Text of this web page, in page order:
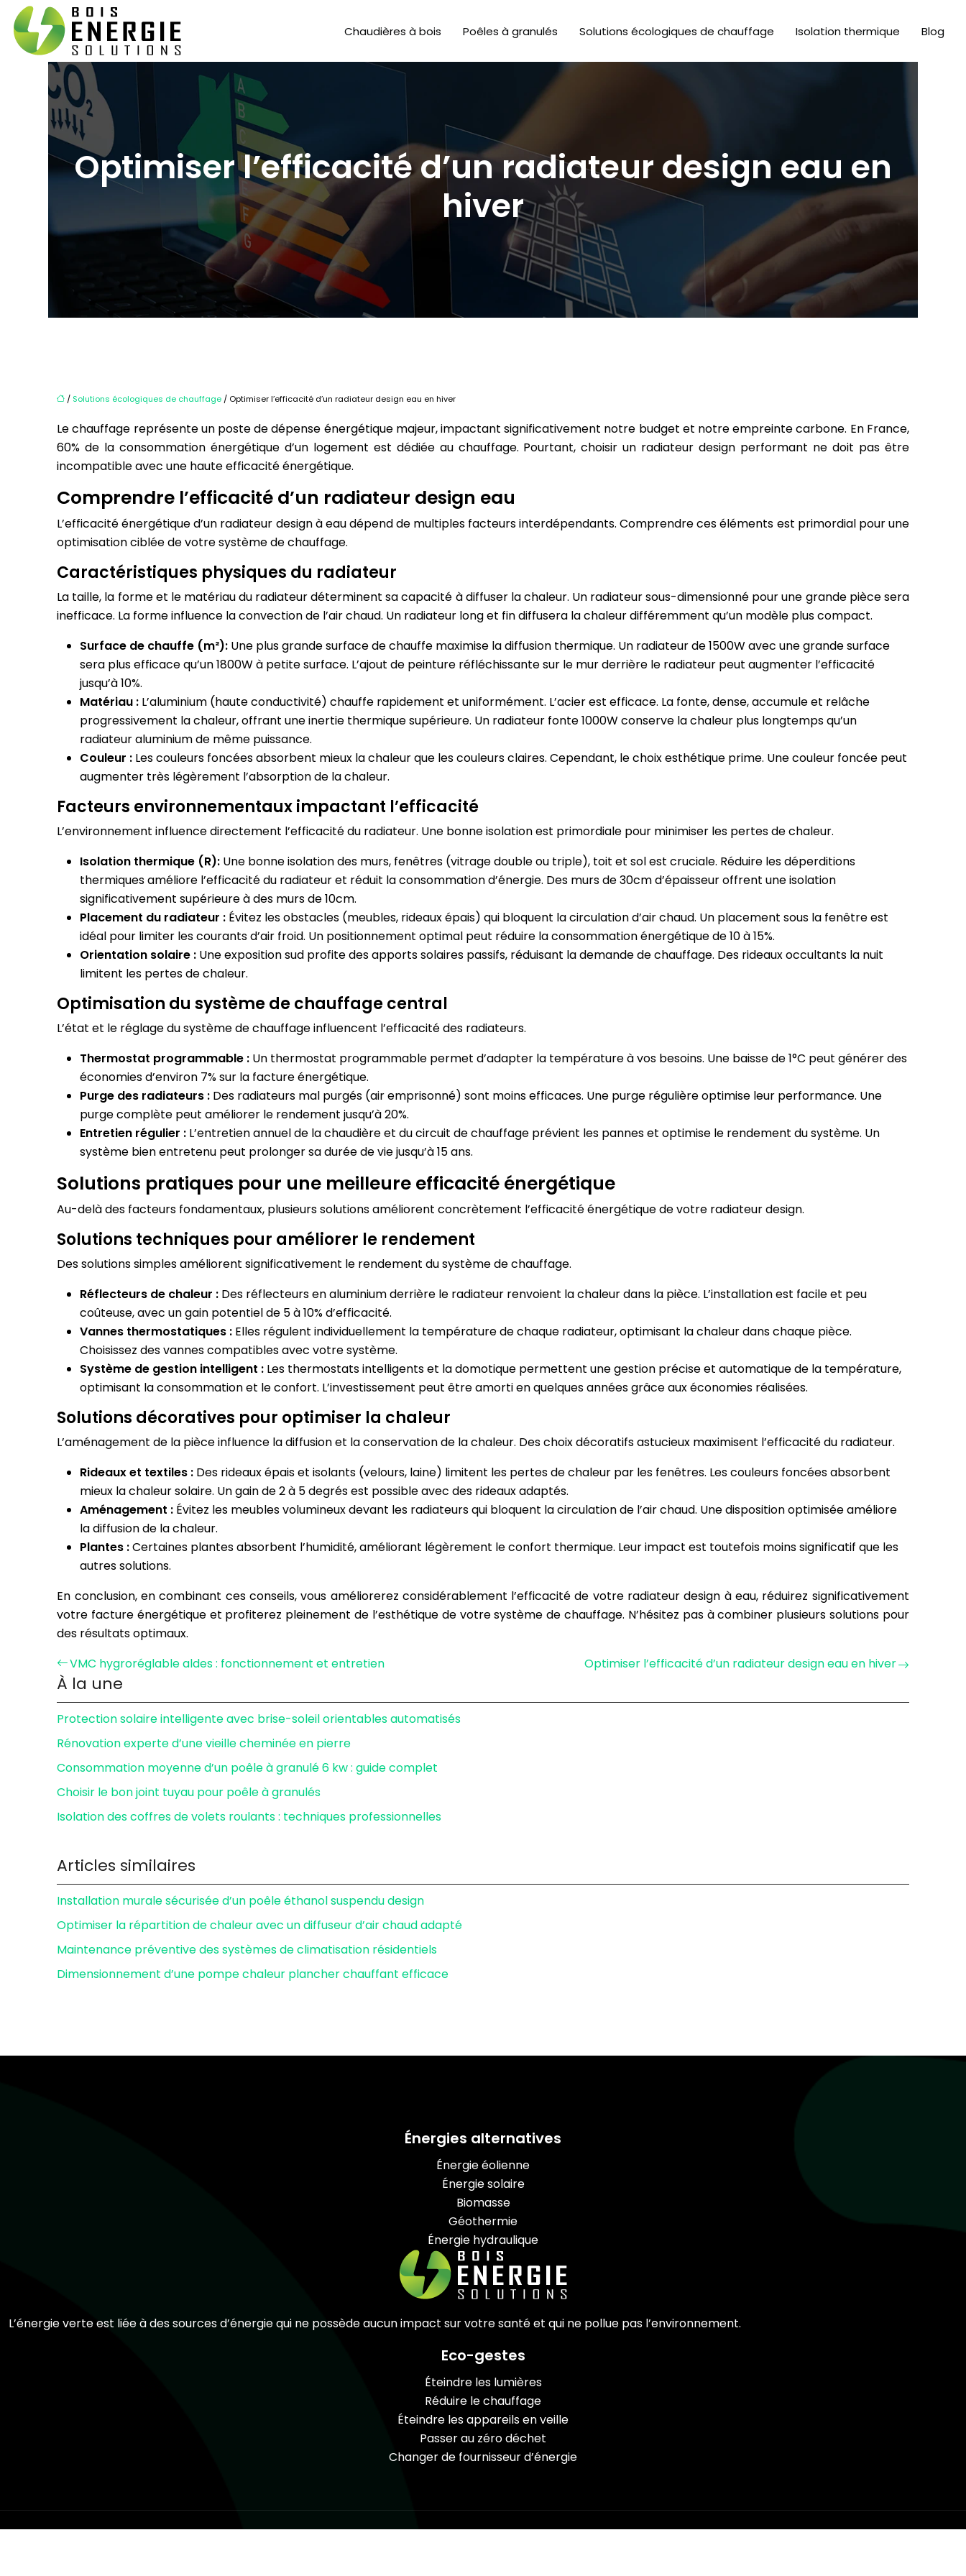
Chaudières à bois Poêles à granulés Solutions écologiques de chauffage Isolation thermique Blog
Optimiser l’efficacité d’un radiateur design eau en
hiver
/ Solutions écologiques de chauffage / Optimiser l’efficacité d’un radiateur design eau en hiver
Le chauffage représente un poste de dépense énergétique majeur, impactant significativement notre budget et notre empreinte carbone. En France,
60% de la consommation énergétique d’un logement est dédiée au chauffage. Pourtant, choisir un radiateur design performant ne doit pas être
incompatible avec une haute efficacité énergétique.
Comprendre l’efficacité d’un radiateur design eau
L’efficacité énergétique d’un radiateur design à eau dépend de multiples facteurs interdépendants. Comprendre ces éléments est primordial pour une
optimisation ciblée de votre système de chauffage.
Caractéristiques physiques du radiateur
La taille, la forme et le matériau du radiateur déterminent sa capacité à diffuser la chaleur. Un radiateur sous-dimensionné pour une grande pièce sera
inefficace. La forme influence la convection de l’air chaud. Un radiateur long et fin diffusera la chaleur différemment qu’un modèle plus compact.
Surface de chauffe (m²): Une plus grande surface de chauffe maximise la diffusion thermique. Un radiateur de 1500W avec une grande surface
sera plus efficace qu’un 1800W à petite surface. L’ajout de peinture réfléchissante sur le mur derrière le radiateur peut augmenter l’efficacité
jusqu’à 10%.
Matériau : L’aluminium (haute conductivité) chauffe rapidement et uniformément. L’acier est efficace. La fonte, dense, accumule et relâche
progressivement la chaleur, offrant une inertie thermique supérieure. Un radiateur fonte 1000W conserve la chaleur plus longtemps qu’un
radiateur aluminium de même puissance.
Couleur : Les couleurs foncées absorbent mieux la chaleur que les couleurs claires. Cependant, le choix esthétique prime. Une couleur foncée peut
augmenter très légèrement l’absorption de la chaleur.
Facteurs environnementaux impactant l’efficacité
L’environnement influence directement l’efficacité du radiateur. Une bonne isolation est primordiale pour minimiser les pertes de chaleur.
Isolation thermique (R): Une bonne isolation des murs, fenêtres (vitrage double ou triple), toit et sol est cruciale. Réduire les déperditions
thermiques améliore l’efficacité du radiateur et réduit la consommation d’énergie. Des murs de 30cm d’épaisseur offrent une isolation
significativement supérieure à des murs de 10cm.
Placement du radiateur : Évitez les obstacles (meubles, rideaux épais) qui bloquent la circulation d’air chaud. Un placement sous la fenêtre est
idéal pour limiter les courants d’air froid. Un positionnement optimal peut réduire la consommation énergétique de 10 à 15%.
Orientation solaire : Une exposition sud profite des apports solaires passifs, réduisant la demande de chauffage. Des rideaux occultants la nuit
limitent les pertes de chaleur.
Optimisation du système de chauffage central
L’état et le réglage du système de chauffage influencent l’efficacité des radiateurs.
Thermostat programmable : Un thermostat programmable permet d’adapter la température à vos besoins. Une baisse de 1°C peut générer des
économies d’environ 7% sur la facture énergétique.
Purge des radiateurs : Des radiateurs mal purgés (air emprisonné) sont moins efficaces. Une purge régulière optimise leur performance. Une
purge complète peut améliorer le rendement jusqu’à 20%.
Entretien régulier : L’entretien annuel de la chaudière et du circuit de chauffage prévient les pannes et optimise le rendement du système. Un
système bien entretenu peut prolonger sa durée de vie jusqu’à 15 ans.
Solutions pratiques pour une meilleure efficacité énergétique
Au-delà des facteurs fondamentaux, plusieurs solutions améliorent concrètement l’efficacité énergétique de votre radiateur design.
Solutions techniques pour améliorer le rendement
Des solutions simples améliorent significativement le rendement du système de chauffage.
Réflecteurs de chaleur : Des réflecteurs en aluminium derrière le radiateur renvoient la chaleur dans la pièce. L’installation est facile et peu
coûteuse, avec un gain potentiel de 5 à 10% d’efficacité.
Vannes thermostatiques : Elles régulent individuellement la température de chaque radiateur, optimisant la chaleur dans chaque pièce.
Choisissez des vannes compatibles avec votre système.
Système de gestion intelligent : Les thermostats intelligents et la domotique permettent une gestion précise et automatique de la température,
optimisant la consommation et le confort. L’investissement peut être amorti en quelques années grâce aux économies réalisées.
Solutions décoratives pour optimiser la chaleur
L’aménagement de la pièce influence la diffusion et la conservation de la chaleur. Des choix décoratifs astucieux maximisent l’efficacité du radiateur.
Rideaux et textiles : Des rideaux épais et isolants (velours, laine) limitent les pertes de chaleur par les fenêtres. Les couleurs foncées absorbent
mieux la chaleur solaire. Un gain de 2 à 5 degrés est possible avec des rideaux adaptés.
Aménagement : Évitez les meubles volumineux devant les radiateurs qui bloquent la circulation de l’air chaud. Une disposition optimisée améliore
la diffusion de la chaleur.
Plantes :Certaines plantes absorbent l’humidité, améliorant légèrement le confort thermique. Leur impact est toutefois moins significatif que les
autres solutions.
En conclusion, en combinant ces conseils, vous améliorerez considérablement l’efficacité de votre radiateur design à eau, réduirez significativement
votre facture énergétique et profiterez pleinement de l’esthétique de votre système de chauffage. N’hésitez pas à combiner plusieurs solutions pour
des résultats optimaux.
VMC hygroréglable aldes : fonctionnement et entretien
Optimiser l’efficacité d’un radiateur design eau en hiver
À la une
Protection solaire intelligente avec brise-soleil orientables automatisés
Rénovation experte d’une vieille cheminée en pierre
Consommation moyenne d’un poêle à granulé 6 kw : guide complet
Choisir le bon joint tuyau pour poêle à granulés
Isolation des coffres de volets roulants : techniques professionnelles
Articles similaires
Installation murale sécurisée d’un poêle éthanol suspendu design
Optimiser la répartition de chaleur avec un diffuseur d’air chaud adapté
Maintenance préventive des systèmes de climatisation résidentiels
Dimensionnement d’une pompe chaleur plancher chauffant efficace
Énergies alternatives
Énergie éolienne
Énergie solaire
Biomasse
Géothermie
Énergie hydraulique
L’énergie verte est liée à des sources d’énergie qui ne possède aucun impact sur votre santé et qui ne pollue pas l’environnement.
Eco-gestes
Éteindre les lumières
Réduire le chauffage
Éteindre les appareils en veille
Passer au zéro déchet
Changer de fournisseur d’énergie